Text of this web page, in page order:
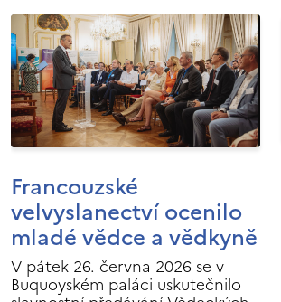
Francouzské
velvyslanectví ocenilo
mladé vědce a vědkyně
V pátek 26. června 2026 se v
Buquoyském paláci uskutečnilo